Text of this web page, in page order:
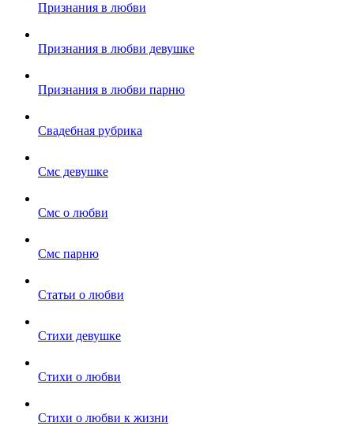
Признания в любви
Признания в любви девушке
Признания в любви парню
Свадебная рубрика
Смс девушке
Смс о любви
Смс парню
Статьи о любви
Стихи девушке
Стихи о любви
Стихи о любви к жизни